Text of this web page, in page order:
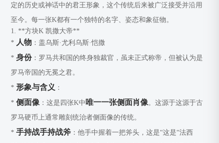
定的历史或神话中的君王形象，这个传统后来被广泛接受并沿用
至今。每一张K都有一个独特的名字、姿态和象征物。
1. **方块K凯撒大帝**
* 人物 ：盖乌斯·尤利乌斯·恺撒
*身份：罗马共和国的终身独裁官，虽未正式称帝，但被认为是
罗马帝国的无冕之君。
*形象与含义 ：
*侧面像：这是四张K中唯一一张侧面肖像。这源于这源于古
罗马硬币上通常雕刻统治者侧面像的传统。
*手持战手持战斧 ：他手中握着一把斧头，这是“这是“法西